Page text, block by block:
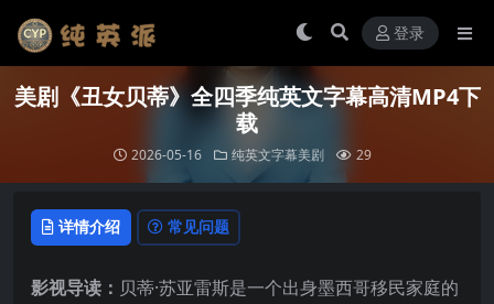
登录
美剧《丑女贝蒂》全四季纯英文字幕高清MP4下
载
2026-05-16 纯英文字幕美剧 29
详情介绍 常见问题
影视导读： 贝蒂·苏亚雷斯是一个出身墨西哥移民家庭的